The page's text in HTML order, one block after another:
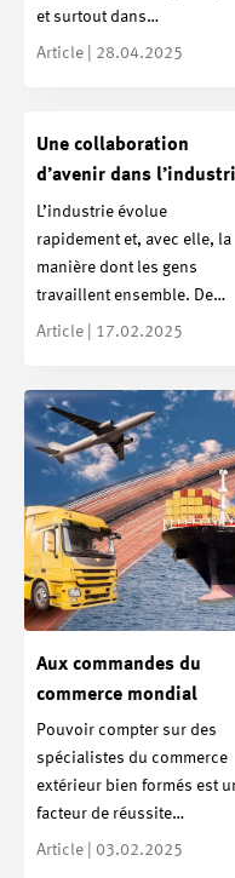
et surtout dans…
Article | 28.04.2025
Une collaboration
d’avenir dans
L’industrie évolue
rapidement et, avec elle, la
manière dont les gens
travaillent ensemble. De…
Article | 17.02.2025
Aux commandes du
commerce mondial
Pouvoir compter sur des
spécialistes du commerce
extérieur bien formés est
facteur de réussite…
Article | 03.02.2025